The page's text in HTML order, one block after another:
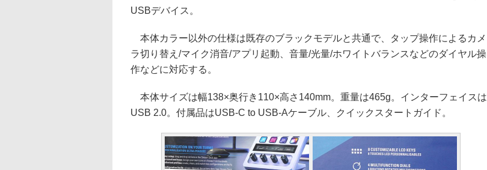
USBデバイス。
本体カラー以外の仕様は既存のブラックモデルと共通で、タップ操作によるカメ
ラ切り替え/マイク消音/アプリ起動、音量/光量/ホワイトバランスなどのダイヤル操
作などに対応する。
本体サイズは幅138×奥行き110×高さ140mm。重量は465g。インターフェイスは
USB 2.0。付属品はUSB-C to USB-Aケーブル、クイックスタートガイド。